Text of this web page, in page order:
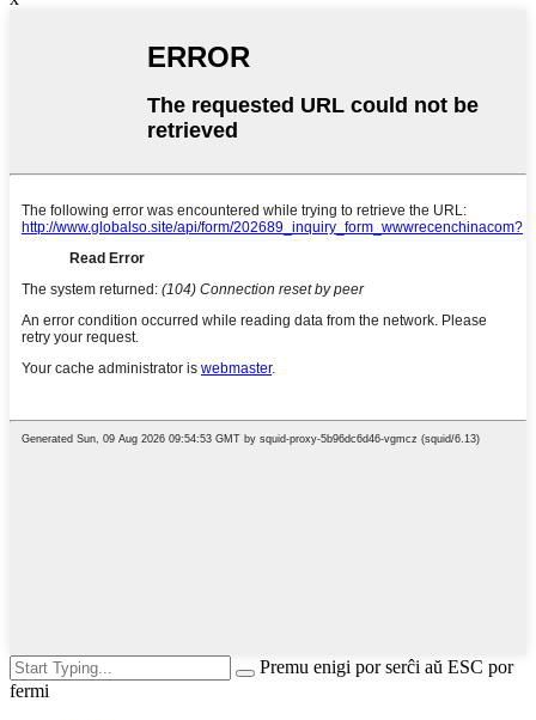
Premu enigi por serĉi aŭ ESC por
fermi